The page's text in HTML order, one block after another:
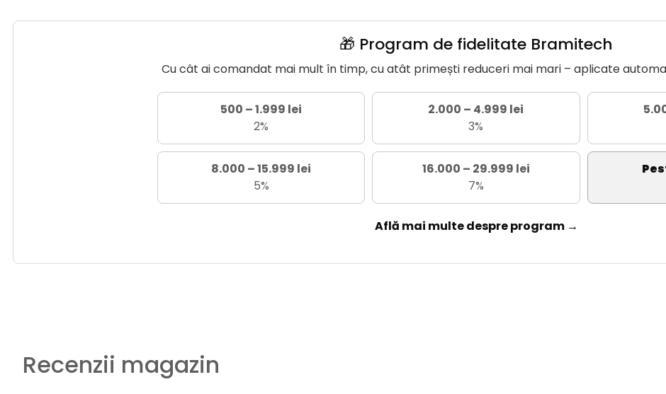
🎁 Program de fidelitate Bramitech
Cu cât ai comandat mai mult în timp, cu atât primești reduceri mai mari – aplicate
500 – 1.999 lei
2%
2.000 – 4.999 lei
3%
8.000 – 15.999 lei
5%
16.000 – 29.999 lei
7%
Află mai multe despre program →
Recenzii magazin